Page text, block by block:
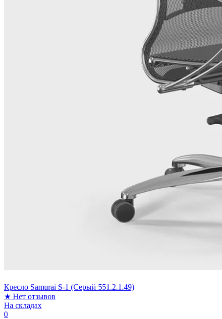
Кресло Samurai S-1 (Серый 551.2.1.49)
★ Нет отзывов
На складах
0